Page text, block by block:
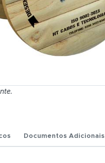
Documentos Adicionais